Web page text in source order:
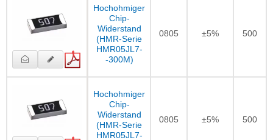
Hochohmiger
Chip-
Widerstand
(HMR-Serie
HMR05JL7-
-300M)
0805 ±5% 500
Hochohmiger
Chip-
Widerstand
(HMR-Serie
HMR05JL7-
0805 ±5% 500